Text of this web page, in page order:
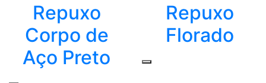
Repuxo
Corpo de
Aço Preto
Repuxo
Florado